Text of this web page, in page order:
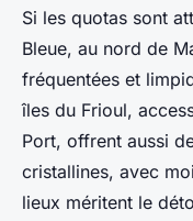
Si les quotas sont
Bleue, au nord de
fréquentées et
îles du Frioul,
Port, offrent aussi
cristallines, avec
lieux méritent le